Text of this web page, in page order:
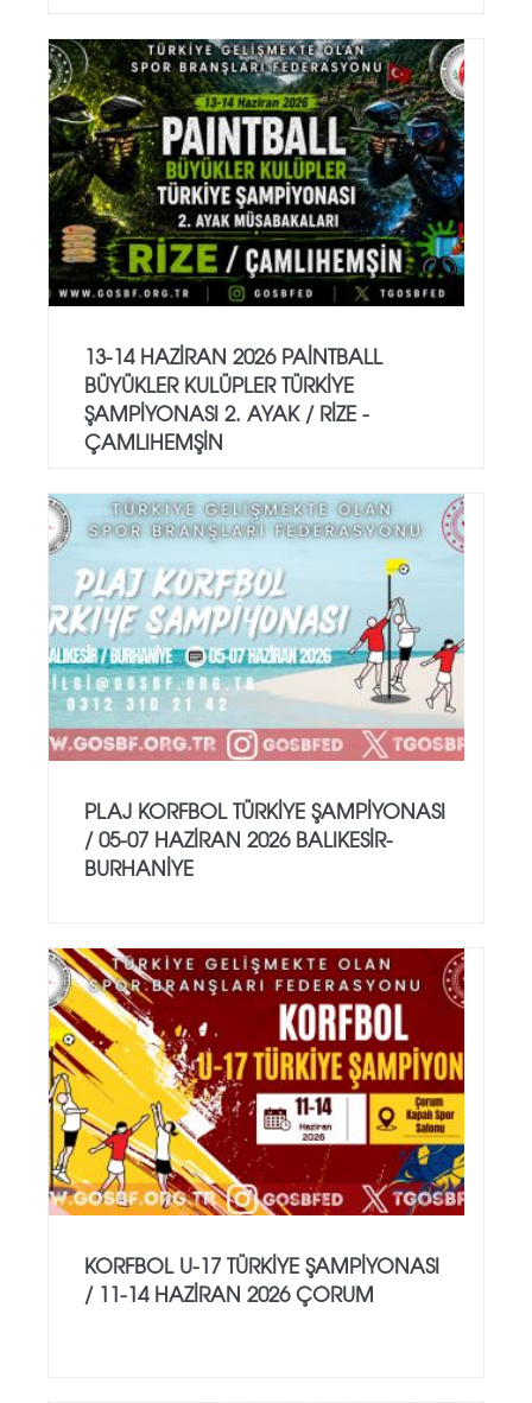
13-14 HAZİRAN 2026 PAİNTBALL
BÜYÜKLER KULÜPLER TÜRKİYE
ŞAMPİYONASI 2. AYAK / RİZE -
ÇAMLIHEMŞİN
PLAJ KORFBOL TÜRKİYE ŞAMPİYONASI
/ 05-07 HAZİRAN 2026 BALIKESİR-
BURHANİYE
KORFBOL U-17 TÜRKİYE ŞAMPİYONASI
/ 11-14 HAZİRAN 2026 ÇORUM